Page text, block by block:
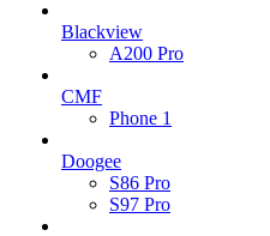
Blackview
A200 Pro
CMF
Phone 1
Doogee
S86 Pro
S97 Pro